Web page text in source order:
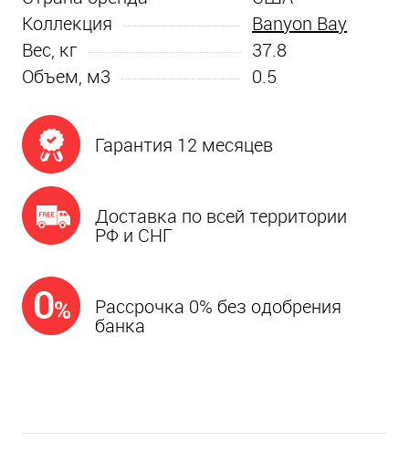
Коллекция
Banyon Bay
Вес, кг
37.8
Объем, м3
0.5
Гарантия 12 месяцев
Доставка по всей территории
РФ и СНГ
Рассрочка 0% без одобрения
банка